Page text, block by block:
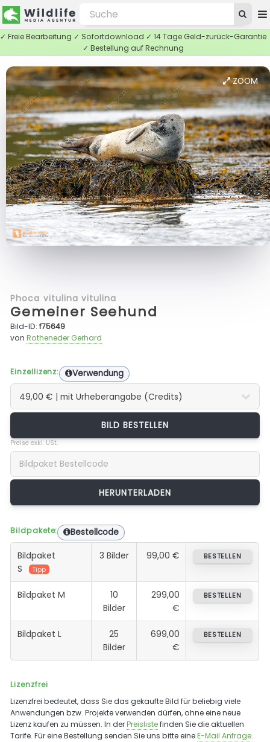
✓ Freie Bearbeitung ✓ Sofortdownload ✓ 14 Tage Geld-zurück-Garantie
✓ Bestellung auf Rechnung
ZOOM
Phoca vitulina vitulina
Gemeiner Seehund
Bild-ID:f75649
vonRotheneder Gerhard
Einzellizenz: Verwendung
BILD BESTELLEN
Preise exkl. USt.
Bildpakete: Bestellcode
Bildpaket
S
Tipp
3 Bilder 99,00 € BESTELLEN
Bildpaket M
10
Bilder
299,00
€
BESTELLEN
Bildpaket L
25
Bilder
699,00
€
BESTELLEN
Lizenzfrei
Lizenzfrei bedeutet, dass Sie das gekaufte Bild für beliebig viele
Anwendungen bzw. Projekte verwenden dürfen, ohne eine neue
Lizenz kaufen zu müssen. In derPreislistefinden Sie die aktuellen
Tarife. Für eine Bestellung senden Sie uns bitte eineE-Mail Anfrage.